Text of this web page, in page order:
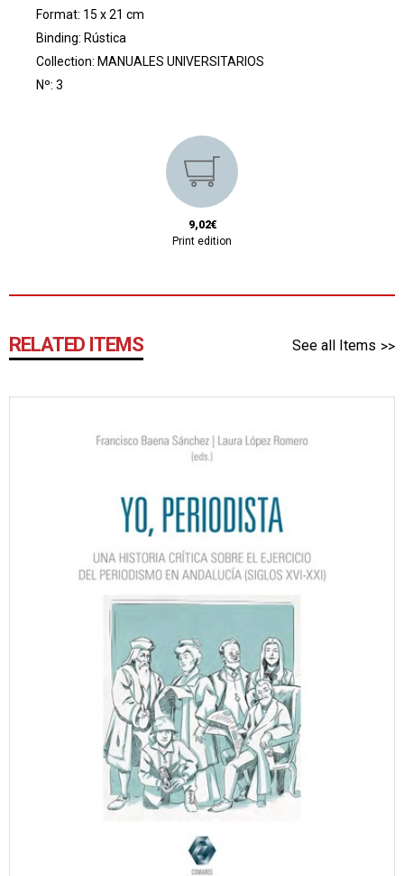
Format: 15 x 21 cm
Binding: Rústica
Collection: MANUALES UNIVERSITARIOS
Nº: 3
9,02€
Print edition
RELATED ITEMS See all Items